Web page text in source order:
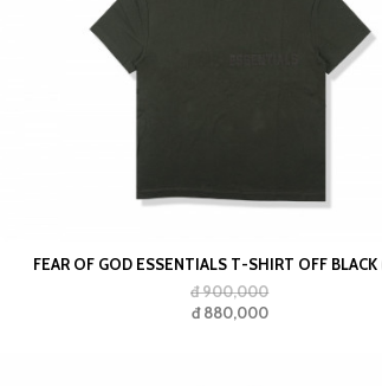
FEAR OF GOD ESSENTIALS T-SHIRT OFF BLACK
đ 900,000
đ 880,000